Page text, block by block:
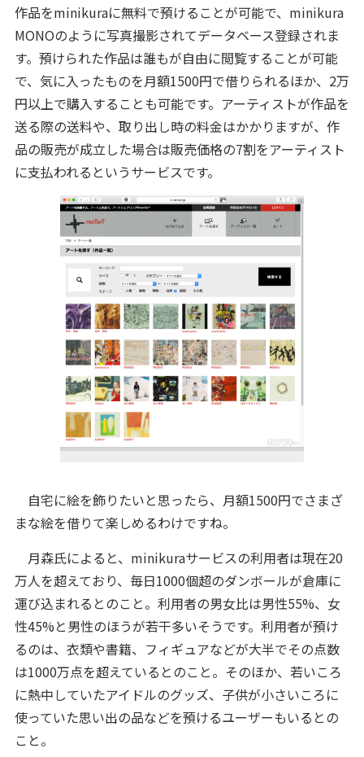
作品をminikuraに無料で預けることが可能で、minikura
MONOのように写真撮影されてデータベース登録されま
す。預けられた作品は誰もが自由に閲覧することが可能
で、気に入ったものを月額1500円で借りられるほか、2万
円以上で購入することも可能です。アーティストが作品を
送る際の送料や、取り出し時の料金はかかりますが、作
品の販売が成立した場合は販売価格の7割をアーティスト
に支払われるというサービスです。
自宅に絵を飾りたいと思ったら、月額1500円でさまざ
まな絵を借りて楽しめるわけですね。
月森氏によると、minikuraサービスの利用者は現在20
万人を超えており、毎日1000個超のダンボールが倉庫に
運び込まれるとのこと。利用者の男女比は男性55%、女
性45%と男性のほうが若干多いそうです。 利用者が預け
るのは、衣類や書籍、フィギュアなどが大半でその点数
は1000万点を超えているとのこと。そのほか、若いころ
に熱中していたアイドルのグッズ、子供が小さいころに
使っていた思い出の品などを預けるユーザーもいるとの
こと。